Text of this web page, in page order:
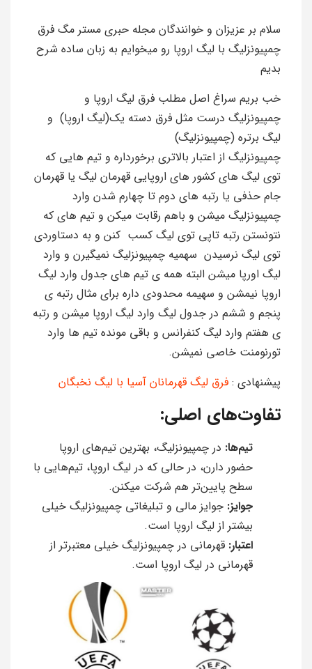
سلام بر عزیزان و خوانندگان مجله حبری مستر مگ فرق
چمپیونزلیگ با لیگ اروپا رو میخوایم به زبان ساده شرح
بدیم
خب بریم سراغ اصل مطلب فرق لیگ اروپا و
چمپیونزلیگ درست مثل فرق دسته یک(لیگ اروپا) و
لیگ برتره (چمپیونزلیگ)
چمپیونزلیگ از اعتبار بالاتری برخورداره و تیم هایی که
توی لیگ های کشور های اروپایی قهرمان لیگ یا قهرمان
جام حذفی یا رتبه های دوم تا چهارم شدن وارد
چمپیونزلیگ میشن و باهم رقابت میکن و تیم های که
نتونستن رتبه تاپی توی لیگ کسب کنن و به دستاوردی
توی لیگ نرسیدن سهمیه چمپیونزلیگ نمیگیرن و وارد
لیگ اورپا میشن البته همه ی تیم های جدول وارد لیگ
اروپا نیمشن و سهیمه محدودی داره برای مثال رتبه ی
پنجم و ششم در جدول لیگ وارد لیگ اروپا میشن و رتبه
ی هفتم وارد لیگ کنفرانس و باقی مونده تیم ها وارد
تورنومنت خاصی نمیشن.
پیشنهادی : فرق لیگ قهرمانان آسیا با لیگ نخبگان
تفاوت‌های اصلی:
تیم‌ها: در چمپیونزلیگ، بهترین تیم‌های اروپا
حضور دارن، در حالی که در لیگ اروپا، تیم‌هایی با
سطح پایین‌تر هم شرکت میکنن.
جوایز: جوایز مالی و تبلیغاتی چمپیونزلیگ خیلی
بیشتر از لیگ اروپا است.
اعتبار: قهرمانی در چمپیونزلیگ خیلی معتبرتر از
قهرمانی در لیگ اروپا است.